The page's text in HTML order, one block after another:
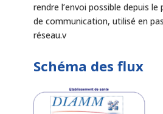
rendre l’envoi possible depuis
de communication, utilisé en
réseau.v
Schéma des flux